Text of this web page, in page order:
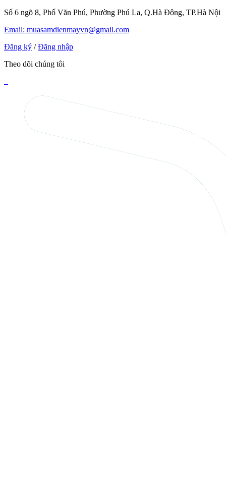
Số 6 ngõ 8, Phố Văn Phú, Phường Phú La, Q.Hà Đông, TP.Hà Nội
Email: muasamdienmayvn@gmail.com
Đăng ký / Đăng nhập
Theo dõi chúng tôi